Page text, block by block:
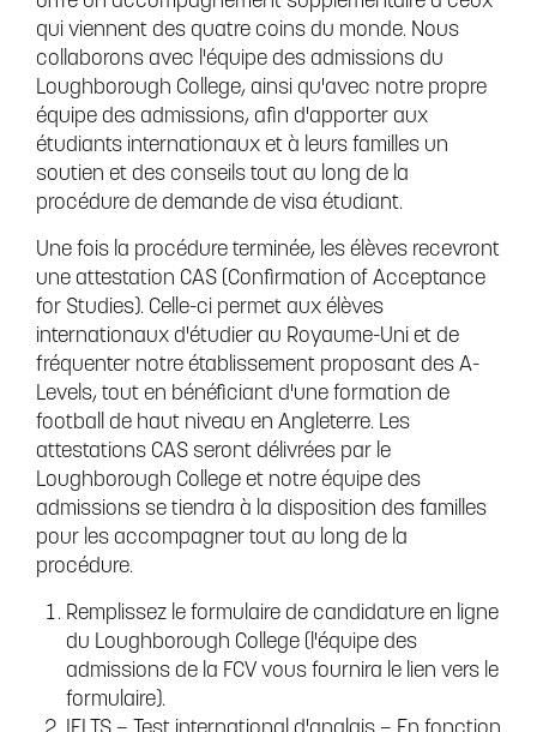
qui viennent des quatre coins du monde. Nous
collaborons avec l'équipe des admissions du
Loughborough College, ainsi qu'avec notre propre
équipe des admissions, afin d'apporter aux
étudiants internationaux et à leurs familles un
soutien et des conseils tout au long de la
procédure de demande de visa étudiant.
Une fois la procédure terminée, les élèves recevront
une attestation CAS (Confirmation of Acceptance
for Studies). Celle-ci permet aux élèves
internationaux d'étudier au Royaume-Uni et de
fréquenter notre établissement proposant des A-
Levels, tout en bénéficiant d'une formation de
football de haut niveau en Angleterre. Les
attestations CAS seront délivrées par le
Loughborough College et notre équipe des
admissions se tiendra à la disposition des familles
pour les accompagner tout au long de la
procédure.
Remplissez le formulaire de candidature en ligne
du Loughborough College (l'équipe des
admissions de la FCV vous fournira le lien vers le
formulaire).